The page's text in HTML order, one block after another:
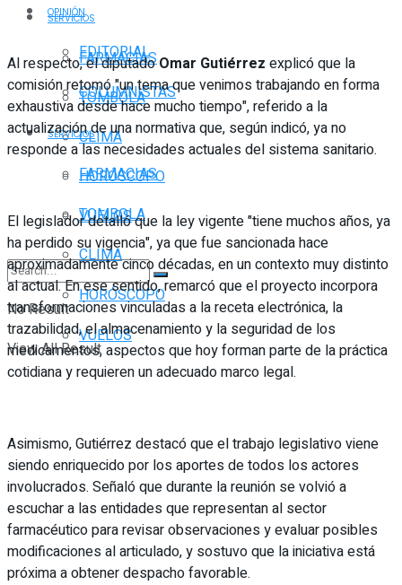
SERVICIOS
FARMACIAS
TOMBOLA
CLIMA
HORÓSCOPO
VUELOS
No Result
View All Result
OPINIÓN
EDITORIAL
COLUMNISTAS
SERVICIOS
FARMACIAS
TOMBOLA
CLIMA
HORÓSCOPO
VUELOS
Al respecto, el diputadoOmar Gutiérrez explicó que la
comisión retomó "un tema que venimos trabajando en forma
exhaustiva desde hace mucho tiempo", referido a la
actualización de una normativa que, según indicó, ya no
responde a las necesidades actuales del sistema sanitario.
El legislador detalló que la ley vigente "tiene muchos años, ya
ha perdido su vigencia", ya que fue sancionada hace
aproximadamente cinco décadas, en un contexto muy distinto
al actual. En ese sentido, remarcó que el proyecto incorpora
transformaciones vinculadas a la receta electrónica, la
trazabilidad, el almacenamiento y la seguridad de los
medicamentos, aspectos que hoy forman parte de la práctica
cotidiana y requieren un adecuado marco legal.
Asimismo, Gutiérrez destacó que el trabajo legislativo viene
siendo enriquecido por los aportes de todos los actores
involucrados. Señaló que durante la reunión se volvió a
escuchar a las entidades que representan al sector
farmacéutico para revisar observaciones y evaluar posibles
modificaciones al articulado, y sostuvo que la iniciativa está
próxima a obtener despacho favorable.